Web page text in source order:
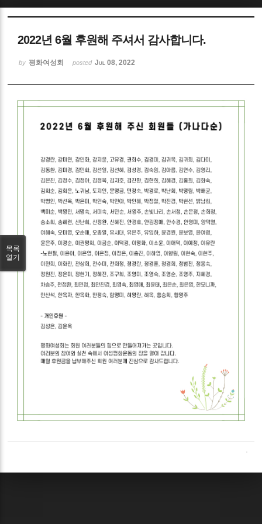
2022년 6월 후원해 주셔서 감사합니다.
by 평화여성회 posted Jul 08, 2022
목록
열기
Sketchbook5, 스케치북5
Sketchbook5, 스케치북5